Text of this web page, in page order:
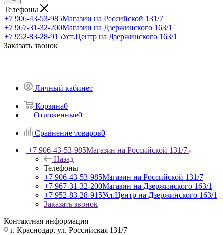
Телефоны
+7 906-43-53-985Магазин на Российской 131/7
+7 967-31-32-200Магазин на Дзержинского 163/1
+7 952-83-28-915Уст.Центр на Дзержинского 163/1
Заказать звонок
Личный кабинет
Корзина0
Отложенные0
Сравнение товаров0
+7 906-43-53-985Магазин на Российской 131/7
Назад
Телефоны
+7 906-43-53-985Магазин на Российской 131/7
+7 967-31-32-200Магазин на Дзержинского 163/1
+7 952-83-28-915Уст.Центр на Дзержинского 163/1
Заказать звонок
Контактная информация
г. Краснодар, ул. Российская 131/7